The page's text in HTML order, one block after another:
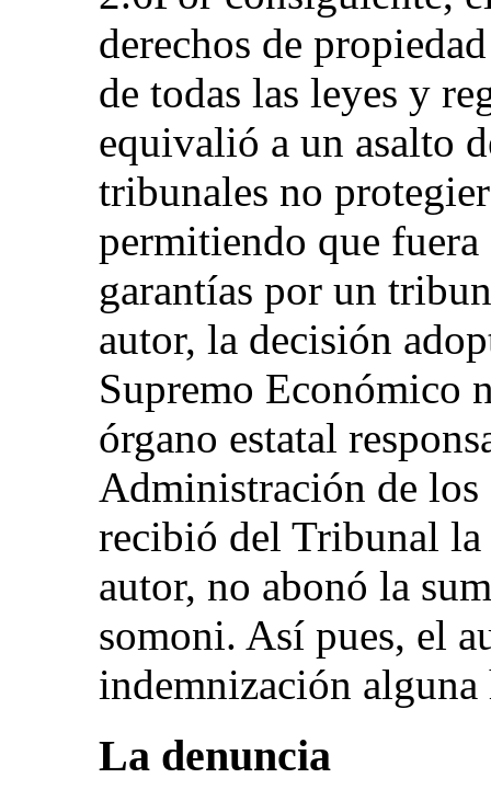
derechos de
de todas las leyes y
equivalió a un asalto
tribunales no
permitiendo que
garantías por un
autor, la decisión
Supremo Económico
órgano estatal
Administración de los
recibió del Tribunal
autor, no abonó la
somoni. Así pues, el
indemnización alguna
La denuncia